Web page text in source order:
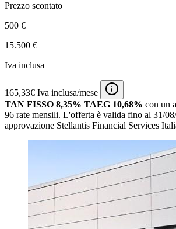
Prezzo scontato
500 €
15.500 €
Iva inclusa
165,33€ Iva inclusa/mese
TAN FISSO 8,35% TAEG 10,68% con un
96 rate mensili. L'offerta è valida fino al 31/
approvazione Stellantis Financial Services